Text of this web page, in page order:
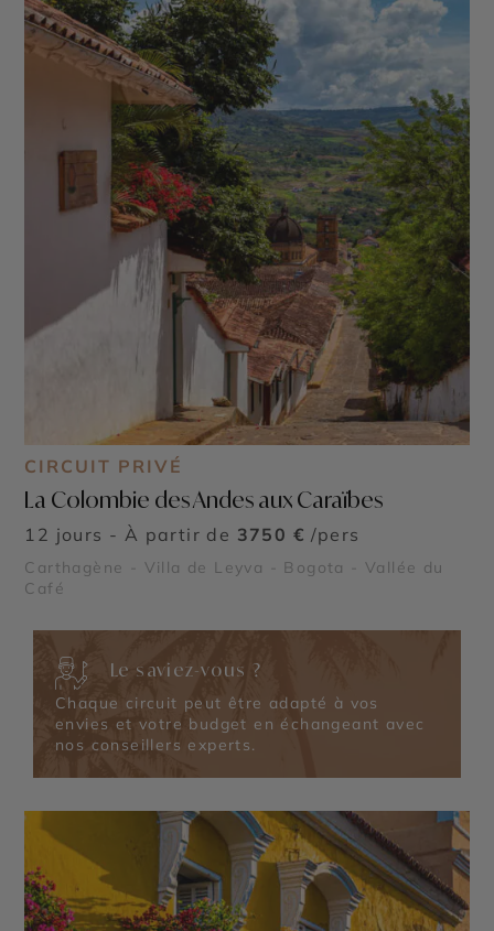
CIRCUIT PRIVÉ
La Colombie des Andes aux Caraïbes
12 jours - À partir de 3750 € /pers
Carthagène - Villa de Leyva - Bogota - Vallée du
Café
Le saviez-vous ?
Chaque circuit peut être adapté à vos
envies et votre budget en échangeant avec
nos conseillers experts.